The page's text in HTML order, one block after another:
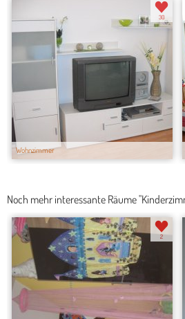
Wohnzimmer
30
Noch mehr interessante Räume
2